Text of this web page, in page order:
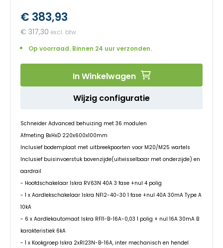
€ 383,93
€ 317,30
Op voorraad. Binnen 24 uur verzonden.
Wijzig configuratie
In Winkelwagen
Schneider Advanced behuizing met 36 modulen
Afmeting BxHxD 220x600x100mm
Inclusief bodemplaat met uitbreekpoorten voor M20/M25 wartels
Inclusief buisinvoerstuk bovenzijde(uitwisselbaar met onderzijde) en
aardrail
- Hoofdschakelaar Iskra RV63N 40A 3 fase +nul 4 polig
- 1 x Aardlekschakelaar Iskra NFI2-40-30 1 fase +nul 40A 30mA Type A
10kA
- 6 x Aardlekautomaat Iskra RFI1-B-16A-0,03 1 polig + nul 16A 30mA B
karakteristiek 6kA
- 1 x Kookgroep Iskra 2xRI23N-B-16A, inter mechanisch en hendel
begin
afbeeldingen-